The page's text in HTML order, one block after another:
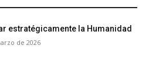
estratégicamente la Humanidad
de 2026